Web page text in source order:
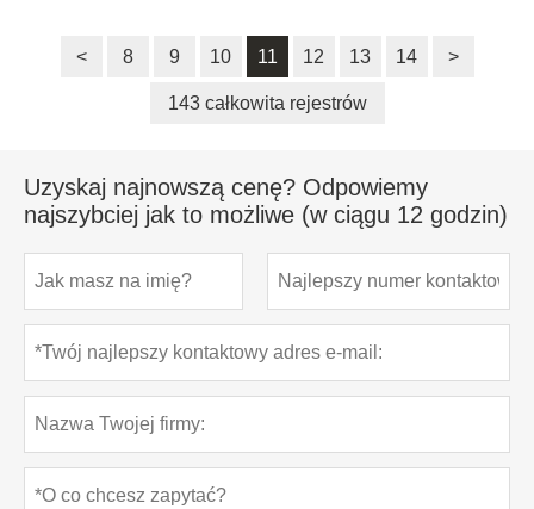
< 8 9 10 11 12 13 14 >
143 całkowita rejestrów
Uzyskaj najnowszą cenę? Odpowiemy
najszybciej jak to możliwe (w ciągu 12 godzin)